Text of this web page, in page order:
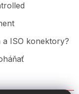
a ISO konektory?